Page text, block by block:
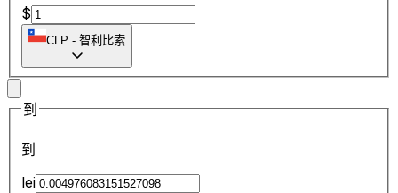
$
CLP - 智利比索
到
到
lei